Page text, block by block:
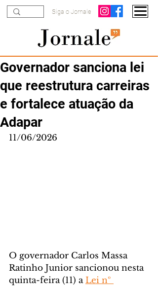
Siga o Jornale
Governador sanciona lei
que reestrutura carreiras
e fortalece atuação da
Adapar
11/06/2026
O governador Carlos Massa
Ratinho Junior sancionou nesta
quinta-feira (11) a Lei nº